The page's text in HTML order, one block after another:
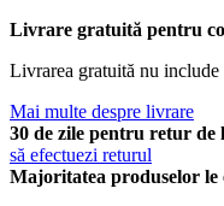
Livrare gratuită pentru
Livrarea gratuită nu
Mai multe despre livrare
30 de zile pentru retur
să efectuezi returul
Majoritatea produselor le